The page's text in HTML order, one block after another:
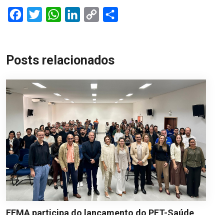
FacebookTwitterWhatsAppLinkedIn
Copy
Posts relacionados
FEMA participa do lançamento do PET-Saúde